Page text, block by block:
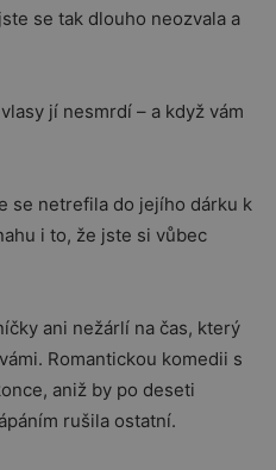
se tak dlouho neozvala a
jí nesmrdí – a když vám
se netrefila do jejího dárku k
i to, že jste si vůbec
ani nežárlí na čas, který
Romantickou komedii s
aniž by po deseti
rušila ostatní.